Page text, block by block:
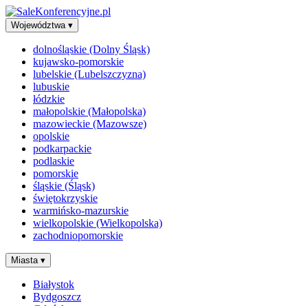
Województwa ▾
dolnośląskie (Dolny Śląsk)
kujawsko-pomorskie
lubelskie (Lubelszczyzna)
lubuskie
łódzkie
małopolskie (Małopolska)
mazowieckie (Mazowsze)
opolskie
podkarpackie
podlaskie
pomorskie
śląskie (Śląsk)
świętokrzyskie
warmińsko-mazurskie
wielkopolskie (Wielkopolska)
zachodniopomorskie
Miasta ▾
Białystok
Bydgoszcz